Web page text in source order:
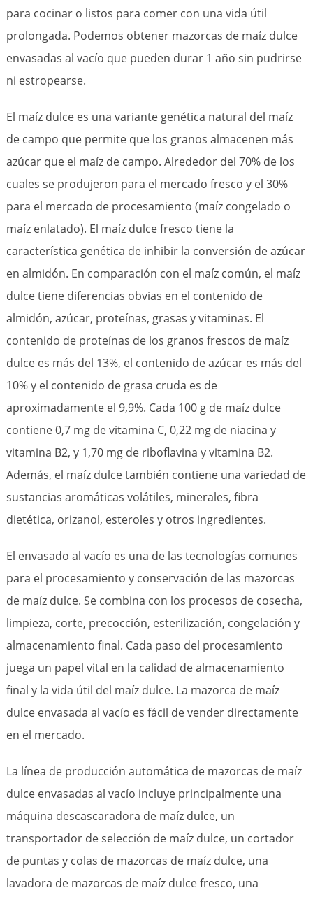
para cocinar o listos para comer con una vida útil
prolongada. Podemos obtener mazorcas de maíz dulce
envasadas al vacío que pueden durar 1 año sin pudrirse
ni estropearse.
El maíz dulce es una variante genética natural del maíz
de campo que permite que los granos almacenen más
azúcar que el maíz de campo. Alrededor del 70% de los
cuales se produjeron para el mercado fresco y el 30%
para el mercado de procesamiento (maíz congelado o
maíz enlatado). El maíz dulce fresco tiene la
característica genética de inhibir la conversión de azúcar
en almidón. En comparación con el maíz común, el maíz
dulce tiene diferencias obvias en el contenido de
almidón, azúcar, proteínas, grasas y vitaminas. El
contenido de proteínas de los granos frescos de maíz
dulce es más del 13%, el contenido de azúcar es más del
10% y el contenido de grasa cruda es de
aproximadamente el 9,9%. Cada 100 g de maíz dulce
contiene 0,7 mg de vitamina C, 0,22 mg de niacina y
vitamina B2, y 1,70 mg de riboflavina y vitamina B2.
Además, el maíz dulce también contiene una variedad de
sustancias aromáticas volátiles, minerales, fibra
dietética, orizanol, esteroles y otros ingredientes.
El envasado al vacío es una de las tecnologías comunes
para el procesamiento y conservación de las mazorcas
de maíz dulce. Se combina con los procesos de cosecha,
limpieza, corte, precocción, esterilización, congelación y
almacenamiento final. Cada paso del procesamiento
juega un papel vital en la calidad de almacenamiento
final y la vida útil del maíz dulce. La mazorca de maíz
dulce envasada al vacío es fácil de vender directamente
en el mercado.
La línea de producción automática de mazorcas de maíz
dulce envasadas al vacío incluye principalmente una
máquina descascaradora de maíz dulce, un
transportador de selección de maíz dulce, un cortador
de puntas y colas de mazorcas de maíz dulce, una
lavadora de mazorcas de maíz dulce fresco, una